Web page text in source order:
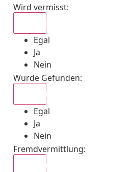
Wird vermisst:
Egal
Ja
Nein
Wurde Gefunden:
Egal
Ja
Nein
Fremdvermittlung: